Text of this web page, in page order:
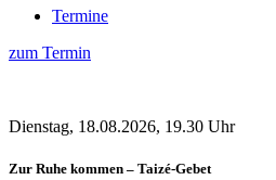
Termine
zum Termin
Dienstag, 18.08.2026, 19.30 Uhr
Zur Ruhe kommen – Taizé-Gebet